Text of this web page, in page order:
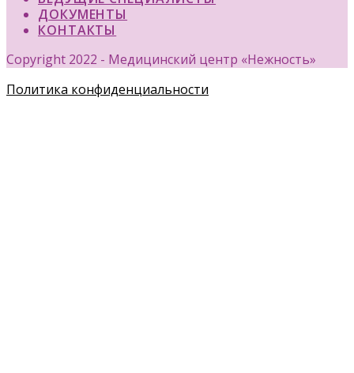
ДОКУМЕНТЫ
КОНТАКТЫ
Copyright 2022 - Медицинский центр «Нежность»
Политика конфиденциальности